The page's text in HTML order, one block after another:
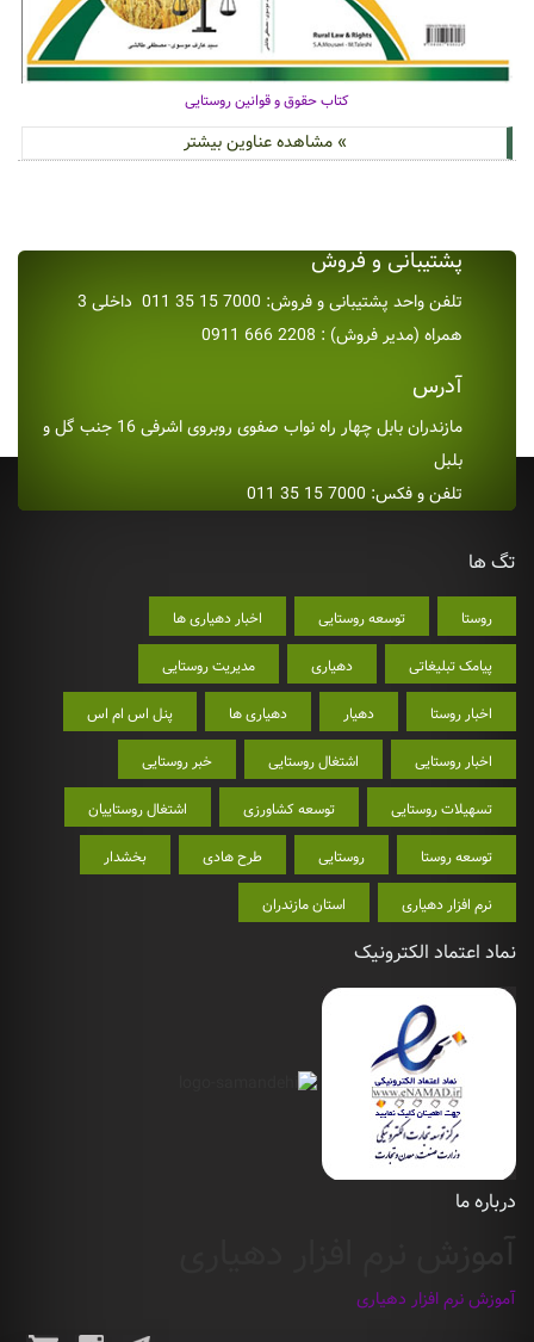
کتاب حقوق و قوانین روستایی
» مشاهده عناوین بیشتر
پشتیبانی و فروش
تلفن واحد پشتیبانی و فروش: 7000 15 35 011 داخلی 3
همراه (مدیر فروش) : 2208 666 0911
آدرس
مازندران بابل چهار راه نواب صفوی روبروی اشرفی 16 جنب گل و
بلبل
تلفن و فکس: 7000 15 35 011
تگ ها
روستا توسعه روستایی اخبار دهیاری ها
پیامک تبلیغاتی دهیاری مدیریت روستایی
اخبار روستا دهیار دهیاری ها پنل اس ام اس
اخبار روستایی اشتغال روستایی خبر روستایی
تسهیلات روستایی توسعه کشاورزی اشتغال روستاییان
توسعه روستا روستایی طرح هادی بخشدار
نرم افزار دهیاری استان مازندران
نماد اعتماد الکترونیک
درباره ما
آموزش نرم افزار دهیاری